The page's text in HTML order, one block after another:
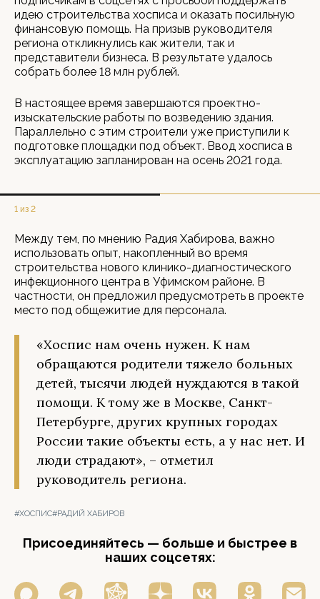
идею строительства хосписа и оказать посильную
финансовую помощь. На призыв руководителя
региона откликнулись как жители, так и
представители бизнеса. В результате удалось
собрать более 18 млн рублей.
В настоящее время завершаются проектно-
изыскательские работы по возведению здания.
Параллельно с этим строители уже приступили к
подготовке площадки под объект. Ввод хосписа в
эксплуатацию запланирован на осень 2021 года.
1 из 2
Между тем, по мнению Радия Хабирова, важно
использовать опыт, накопленный во время
строительства нового клинико-диагностического
инфекционного центра в Уфимском районе. В
частности, он предложил предусмотреть в проекте
место под общежитие для персонала.
«Хоспис нам очень нужен. К нам
обращаются родители тяжело больных
детей, тысячи людей нуждаются в такой
помощи. К тому же в Москве, Санкт-
Петербурге, других крупных городах
России такие объекты есть, а у нас нет. И
люди страдают», – отметил
руководитель региона.
#ХОСПИС#РАДИЙ ХАБИРОВ
Присоединяйтесь — больше и быстрее в
наших соцсетях: